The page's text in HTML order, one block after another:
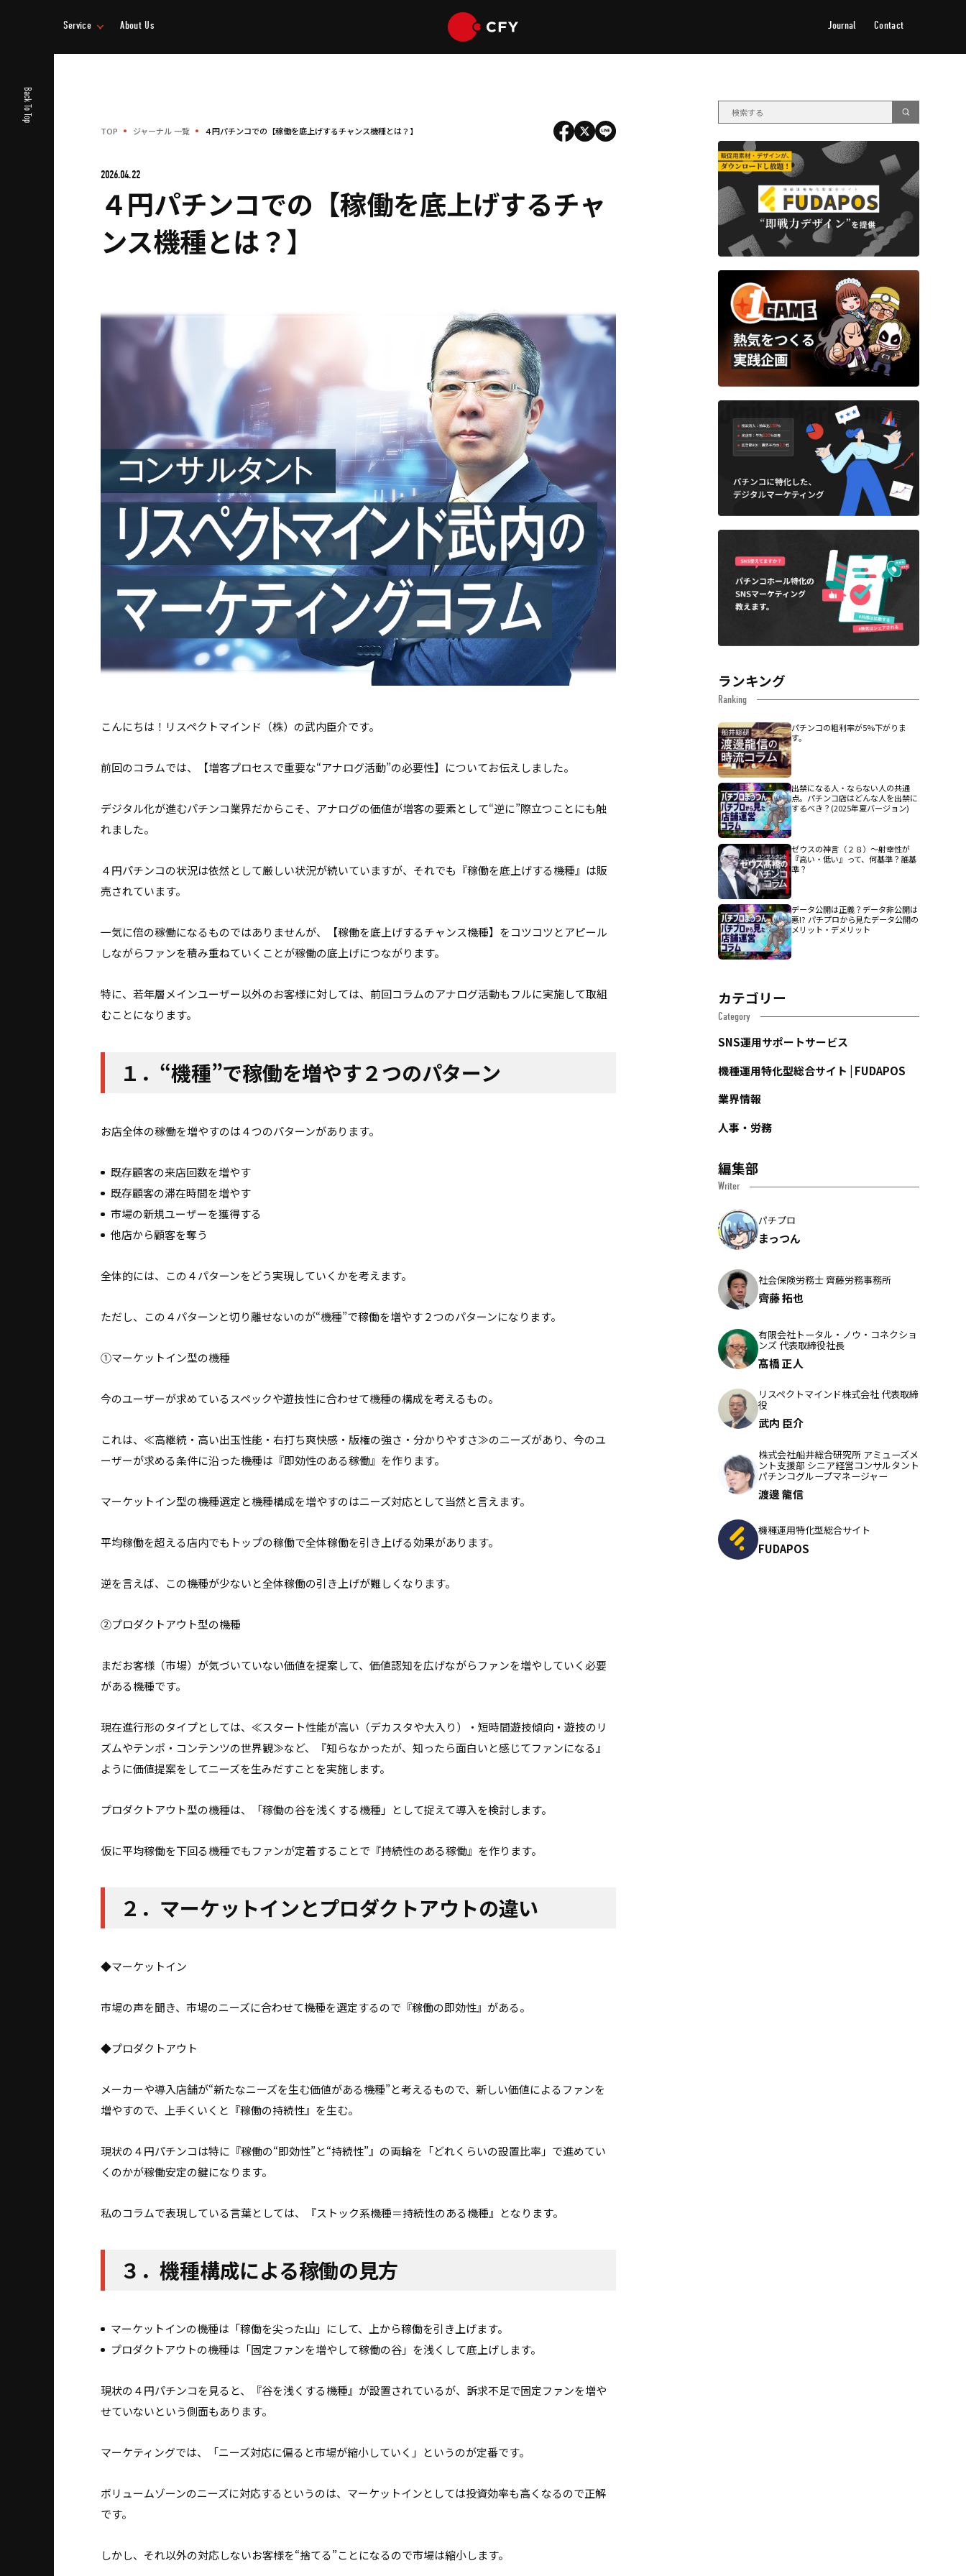
Service About Us Journal Contact
Back To Top
TOP ジャーナル 一覧 ４円パチンコでの【稼働を底上げするチャンス機種とは？】
2026.04.22
４円パチンコでの【稼働を底上げするチャ
ンス機種とは？】
こんにちは！リスペクトマインド（株）の武内臣介です。
前回のコラムでは、【増客プロセスで重要な“アナログ活動”の必要性】についてお伝えしました。
デジタル化が進むパチンコ業界だからこそ、アナログの価値が増客の要素として“逆に”際立つことにも触
れました。
４円パチンコの状況は依然として厳しい状況が続いていますが、それでも『稼働を底上げする機種』は販
売されています。
一気に倍の稼働になるものではありませんが、【稼働を底上げするチャンス機種】をコツコツとアピール
しながらファンを積み重ねていくことが稼働の底上げにつながります。
特に、若年層メインユーザー以外のお客様に対しては、前回コラムのアナログ活動もフルに実施して取組
むことになります。
１．“機種”で稼働を増やす２つのパターン
お店全体の稼働を増やすのは４つのパターンがあります。
既存顧客の来店回数を増やす
既存顧客の滞在時間を増やす
市場の新規ユーザーを獲得する
他店から顧客を奪う
全体的には、この４パターンをどう実現していくかを考えます。
ただし、この４パターンと切り離せないのが“機種”で稼働を増やす２つのパターンになります。
①マーケットイン型の機種
今のユーザーが求めているスペックや遊技性に合わせて機種の構成を考えるもの。
これは、≪高継続・高い出玉性能・右打ち爽快感・版権の強さ・分かりやすさ≫のニーズがあり、今のユ
ーザーが求める条件に沿った機種は『即効性のある稼働』を作ります。
マーケットイン型の機種選定と機種構成を増やすのはニーズ対応として当然と言えます。
平均稼働を超える店内でもトップの稼働で全体稼働を引き上げる効果があります。
逆を言えば、この機種が少ないと全体稼働の引き上げが難しくなります。
②プロダクトアウト型の機種
まだお客様（市場）が気づいていない価値を提案して、価値認知を広げながらファンを増やしていく必要
がある機種です。
現在進行形のタイプとしては、≪スタート性能が高い（デカスタや大入り）・短時間遊技傾向・遊技のリ
ズムやテンポ・コンテンツの世界観≫など、『知らなかったが、知ったら面白いと感じてファンになる』
ように価値提案をしてニーズを生みだすことを実施します。
プロダクトアウト型の機種は、「稼働の谷を浅くする機種」として捉えて導入を検討します。
仮に平均稼働を下回る機種でもファンが定着することで『持続性のある稼働』を作ります。
２．マーケットインとプロダクトアウトの違い
◆マーケットイン
市場の声を聞き、市場のニーズに合わせて機種を選定するので『稼働の即効性』がある。
◆プロダクトアウト
メーカーや導入店舗が“新たなニーズを生む価値がある機種”と考えるもので、新しい価値によるファンを
増やすので、上手くいくと『稼働の持続性』を生む。
現状の４円パチンコは特に『稼働の“即効性”と“持続性”』の両輪を「どれくらいの設置比率」で進めてい
くのかが稼働安定の鍵になります。
私のコラムで表現している言葉としては、『ストック系機種＝持続性のある機種』となります。
３．機種構成による稼働の見方
マーケットインの機種は「稼働を尖った山」にして、上から稼働を引き上げます。
プロダクトアウトの機種は「固定ファンを増やして稼働の谷」を浅くして底上げします。
現状の４円パチンコを見ると、『谷を浅くする機種』が設置されているが、訴求不足で固定ファンを増や
せていないという側面もあります。
マーケティングでは、「ニーズ対応に偏ると市場が縮小していく」というのが定番です。
ボリュームゾーンのニーズに対応するというのは、マーケットインとしては投資効率も高くなるので正解
です。
しかし、それ以外の対応しないお客様を“捨てる”ことになるので市場は縮小します。
ランキング
Ranking
パチンコの粗利率が5%下がりま
す。
出禁になる人・ならない人の共通
点。パチンコ店はどんな人を出禁に
するべき？(2025年夏バージョン)
ゼウスの神言（２８）～射幸性が
『高い・低い』って、何基準？誰基
準？
データ公開は正義？データ非公開は
悪!? パチプロから見たデータ公開の
メリット・デメリット
カテゴリー
Category
SNS運用サポートサービス
機種運用特化型総合サイト | FUDAPOS
業界情報
人事・労務
編集部
Writer
パチプロ
まっつん
社会保険労務士 齊藤労務事務所
齊藤 拓也
有限会社トータル・ノウ・コネクショ
ンズ 代表取締役社長
髙橋 正人
リスペクトマインド株式会社 代表取締
役
武内 臣介
株式会社船井総合研究所 アミューズメ
ント支援部 シニア経営コンサルタント
パチンコグループマネージャー
渡邊 龍信
機種運用特化型総合サイト
FUDAPOS